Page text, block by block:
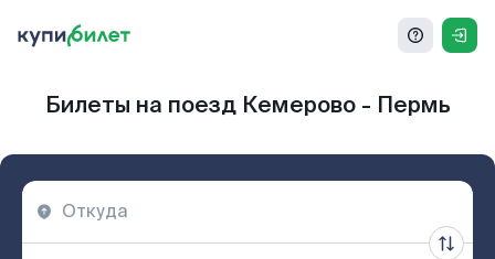
Билеты на поезд Кемерово - Пермь